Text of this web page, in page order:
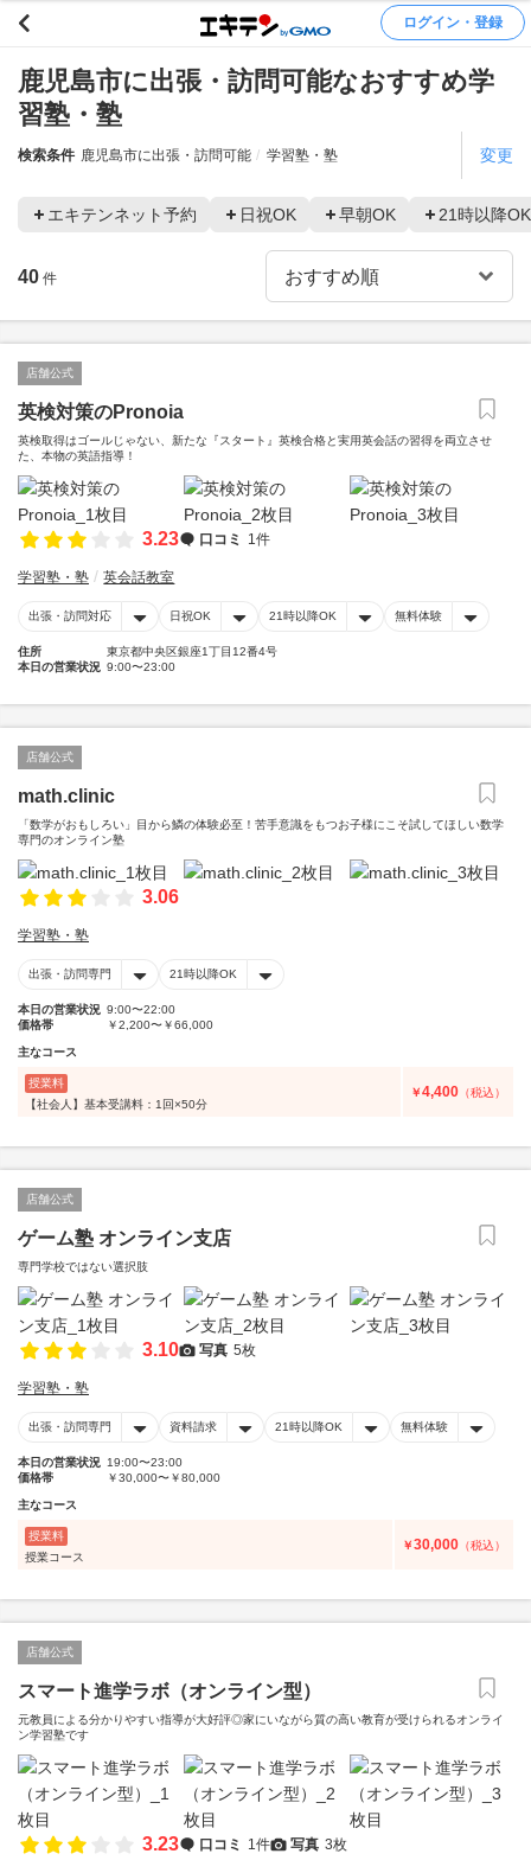
ログイン・登録
鹿児島市に出張・訪問可能なおすすめ学
習塾・塾
検索条件 鹿児島市に出張・訪問可能 学習塾・塾 変更
エキテンネット予約 日祝OK 早朝OK 21時以降OK
40 件
店舗公式
英検対策のPronoia
英検取得はゴールじゃない、新たな『スタート』英検合格と実用英会話の習得を両立させ
た、本物の英語指導！
3.23 口コミ 1件
学習塾・塾 英会話教室
出張・訪問対応 日祝OK 21時以降OK 無料体験
住所
東京都中央区銀座1丁目12番4号
本日の営業状況 9:00〜23:00
店舗公式
math.clinic
「数学がおもしろい」目から鱗の体験必至！苦手意識をもつお子様にこそ試してほしい数学
専門のオンライン塾
3.06
学習塾・塾
出張・訪問専門 21時以降OK
本日の営業状況 9:00〜22:00
価格帯
￥2,200〜￥66,000
主なコース
授業料
【社会人】基本受講料：1回×50分
￥4,400 （税込）
店舗公式
ゲーム塾 オンライン支店
専門学校ではない選択肢
3.10 写真 5枚
学習塾・塾
出張・訪問専門 資料請求 21時以降OK 無料体験
本日の営業状況 19:00〜23:00
価格帯
￥30,000〜￥80,000
主なコース
授業料
授業コース
￥30,000 （税込）
店舗公式
スマート進学ラボ（オンライン型）
元教員による分かりやすい指導が大好評◎家にいながら質の高い教育が受けられるオンライ
ン学習塾です
3.23 口コミ 1件 写真 3枚